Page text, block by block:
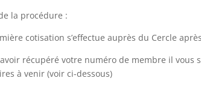
la procédure :
cotisation s’effectue auprès du Cercle
récupéré votre numéro de membre il
à venir (voir ci-dessous)